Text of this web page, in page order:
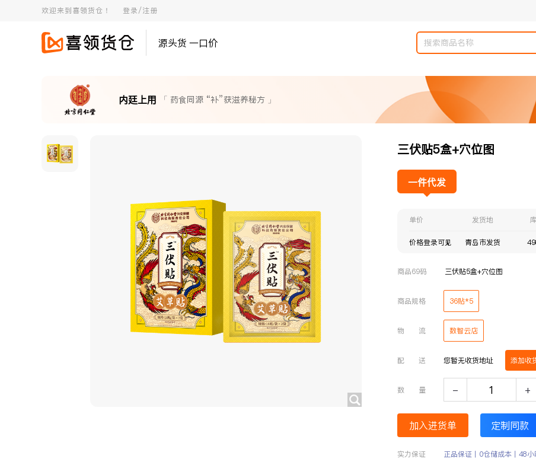
欢迎来到喜领货仓！ 登录/注册
源头货 一口价
内廷上用 「 药食同源 “补”获滋养秘方 」
三伏贴5盒+穴位图
一件代发
单价 发货地
价格登录可见 青岛市发货
商品69码 三伏贴5盒+穴位图
商品规格 36贴*5
物 流 数智云店
配 送 您暂无收货地址 添加收
数 量 - +
加入进货单 定制同款
实力保证
正品保证丨0仓储成本丨48